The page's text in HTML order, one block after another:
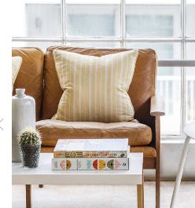
人体工程学
资料库
关于
联系我们
Partners
联系支持
寻找展示厅
SMART OCEAN